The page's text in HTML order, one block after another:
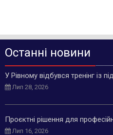
Останні новини
У Рівному відбувся тренінг із
Лип 28, 2026
Проєктні рішення для
Лип 16, 2026